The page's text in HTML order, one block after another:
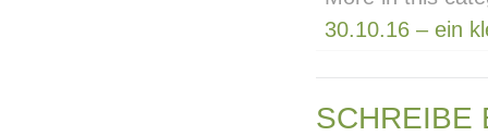
30.10.16 – ein
SCHREIBE